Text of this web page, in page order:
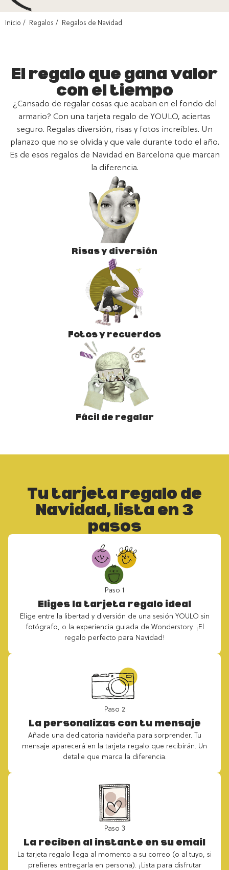
Inicio Regalos Regalos de Navidad
El regalo que gana valor
con el tiempo
¿Cansado de regalar cosas que acaban en el fondo del
armario? Con una tarjeta regalo de YOULO, aciertas
seguro. Regalas diversión, risas y fotos increíbles. Un
planazo que no se olvida y que vale durante todo el año.
Es de esos regalos de Navidad en Barcelona que marcan
la diferencia.
Risas y diversión
Fotos y recuerdos
Fácil de regalar
Tu tarjeta regalo de
Navidad, lista en 3
pasos
Paso 1
Eliges la tarjeta regalo ideal
Elige entre la libertad y diversión de una sesión YOULO sin
fotógrafo, o la experiencia guiada de Wonderstory. ¡El
regalo perfecto para Navidad!
Paso 2
La personalizas con tu mensaje
Añade una dedicatoria navideña para sorprender. Tu
mensaje aparecerá en la tarjeta regalo que recibirán. Un
detalle que marca la diferencia.
Paso 3
La reciben al instante en su email
La tarjeta regalo llega al momento a su correo (o al tuyo, si
prefieres entregarla en persona). ¡Lista para disfrutar